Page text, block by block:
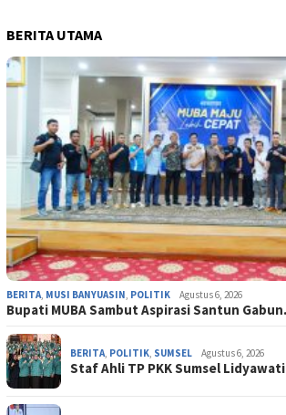
BERITA UTAMA
BERITA MUSI BANYUASIN POLITIK Agustus 6, 2026
Bupati MUBA Sambut Aspirasi Santun
BERITA POLITIK SUMSEL Agustus 6, 2026
Staf Ahli TP PKK Sumsel